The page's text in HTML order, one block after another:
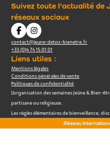
Suivez toute l'actualité de
réseaux sociaux
contact@jeune-detox-bienetre.fr
+33 (0)4 74 15 01 01
Liens utiles :
Mentions légales
Conditions générales de vente
Politiques de confidentialité
L’organisation des semaines Jeûne & Bien-
partisane ou religieuse.
Les règles élémentaires de bienveillance,
Réseau